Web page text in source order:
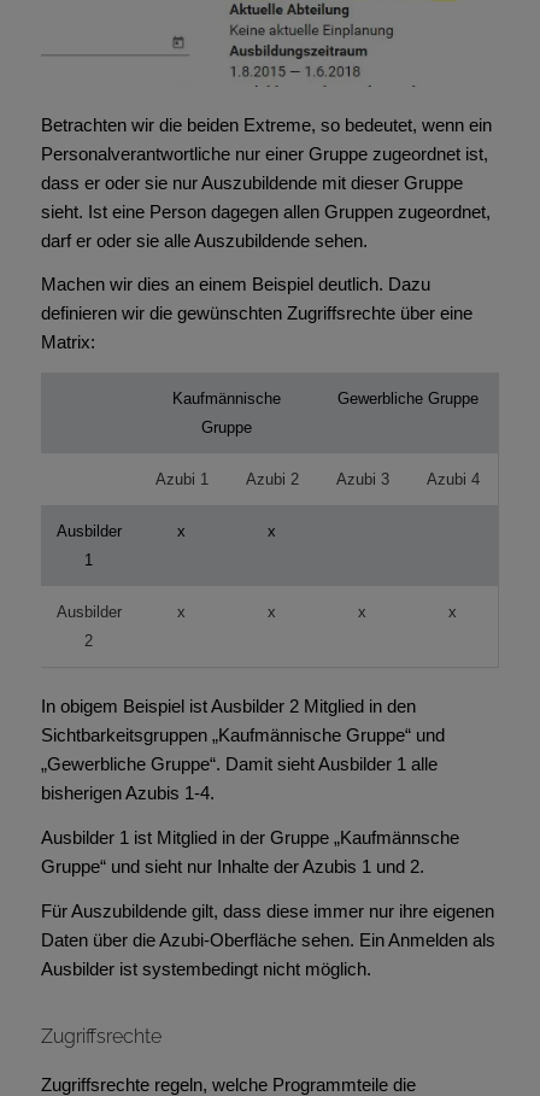
Betrachten wir die beiden Extreme, so bedeutet, wenn ein
Personalverantwortliche nur einer Gruppe zugeordnet ist,
dass er oder sie nur Auszubildende mit dieser Gruppe
sieht. Ist eine Person dagegen allen Gruppen zugeordnet,
darf er oder sie alle Auszubildende sehen.
Machen wir dies an einem Beispiel deutlich. Dazu
definieren wir die gewünschten Zugriffsrechte über eine
Matrix:
Kaufmännische
Gruppe
Gewerbliche Gruppe
Azubi 1 Azubi 2 Azubi 3 Azubi 4
Ausbilder
1
x x
Ausbilder
2
x x x x
In obigem Beispiel ist Ausbilder 2 Mitglied in den
Sichtbarkeitsgruppen „Kaufmännische Gruppe“ und
„Gewerbliche Gruppe“. Damit sieht Ausbilder 1 alle
bisherigen Azubis 1-4.
Ausbilder 1 ist Mitglied in der Gruppe „Kaufmännsche
Gruppe“ und sieht nur Inhalte der Azubis 1 und 2.
Für Auszubildende gilt, dass diese immer nur ihre eigenen
Daten über die Azubi-Oberfläche sehen. Ein Anmelden als
Ausbilder ist systembedingt nicht möglich.
Zugriffsrechte
Zugriffsrechte regeln, welche Programmteile die